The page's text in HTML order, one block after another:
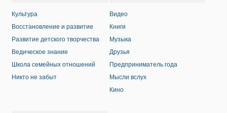
Культура
Восстановление и развитие
Развитие детского творчества
Ведическое знание
Школа семейных отношений
Никто не забыт
Видео
Книги
Музыка
Друзья
Предприниматель года
Мысли вслух
Кино